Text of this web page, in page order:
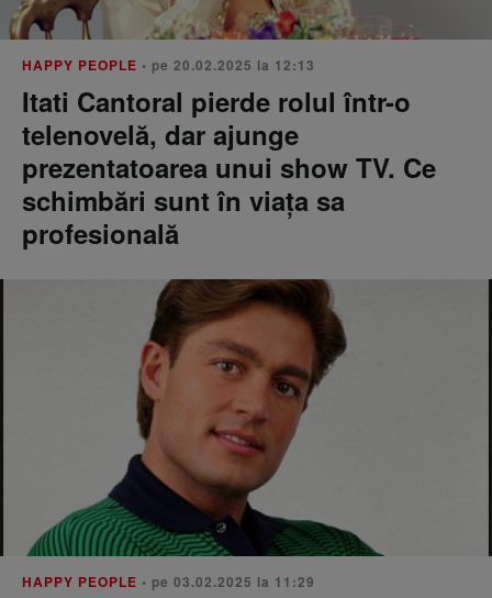
HAPPY PEOPLE • pe 20.02.2025 la 12:13
Itati Cantoral pierde rolul într-o
telenovelă, dar ajunge
prezentatoarea unui show TV. Ce
schimbări sunt în viața sa
profesională
HAPPY PEOPLE • pe 03.02.2025 la 11:29